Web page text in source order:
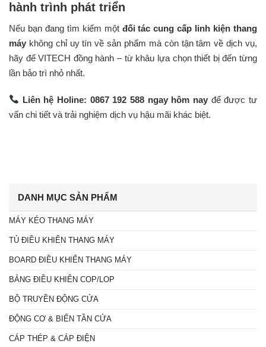
hành trình phát triển
Nếu bạn đang tìm kiếm một đối tác cung cấp linh kiện thang
máy không chỉ uy tín về sản phẩm mà còn tận tâm về dịch vụ,
hãy để VITECH đồng hành – từ khâu lựa chọn thiết bị đến từng
lần bảo trì nhỏ nhất.
Liên hệ Holine: 0867 192 588 ngay hôm nay để được tư
vấn chi tiết và trải nghiệm dịch vụ hậu mãi khác biệt.
DANH MỤC SẢN PHẨM
MÁY KÉO THANG MÁY
TỦ ĐIỀU KHIỂN THANG MÁY
BOARD ĐIỀU KHIỂN THANG MÁY
BẢNG ĐIỀU KHIỂN COP/LOP
BỘ TRUYỀN ĐỘNG CỬA
ĐỘNG CƠ & BIẾN TẦN CỬA
CÁP THÉP & CÁP ĐIỆN